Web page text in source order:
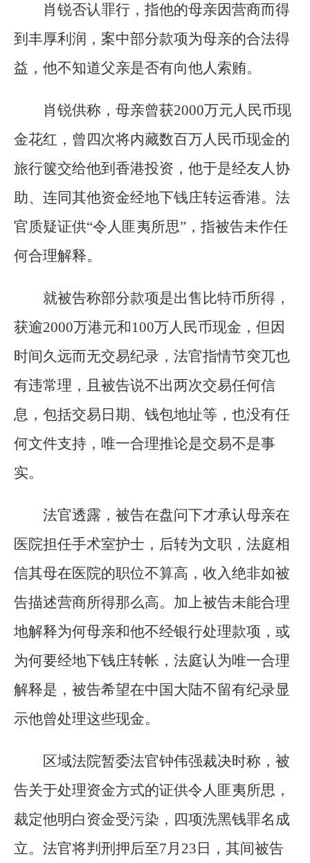
肖锐否认罪行，指他的母亲因营商而得
到丰厚利润，案中部分款项为母亲的合法得
益，他不知道父亲是否有向他人索贿。
肖锐供称，母亲曾获2000万元人民币现
金花红，曾四次将内藏数百万人民币现金的
旅行箧交给他到香港投资，他于是经友人协
助、连同其他资金经地下钱庄转运香港。法
官质疑证供“令人匪夷所思”，指被告未作任
何合理解释。
就被告称部分款项是出售比特币所得，
获逾2000万港元和100万人民币现金，但因
时间久远而无交易纪录，法官指情节突兀也
有违常理，且被告说不出两次交易任何信
息，包括交易日期、钱包地址等，也没有任
何文件支持，唯一合理推论是交易不是事
实。
法官透露，被告在盘问下才承认母亲在
医院担任手术室护士，后转为文职，法庭相
信其母在医院的职位不算高，收入绝非如被
告描述营商所得那么高。加上被告未能合理
地解释为何母亲和他不经银行处理款项，或
为何要经地下钱庄转帐，法庭认为唯一合理
解释是，被告希望在中国大陆不留有纪录显
示他曾处理这些现金。
区域法院暂委法官钟伟强裁决时称，被
告关于处理资金方式的证供令人匪夷所思，
裁定他明白资金受污染，四项洗黑钱罪名成
立。法官将判刑押后至7月23日，其间被告